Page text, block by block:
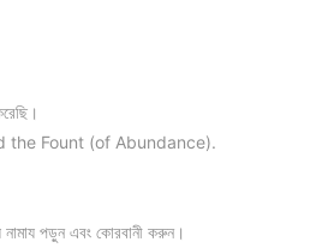
the Fount (of Abundance).
পড়ুন এবং কোরবানী করুন।